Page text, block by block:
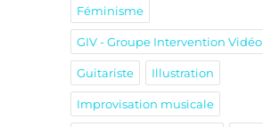
Féminisme
GIV - Groupe Intervention Vidéo
Guitariste Illustration
Improvisation musicale